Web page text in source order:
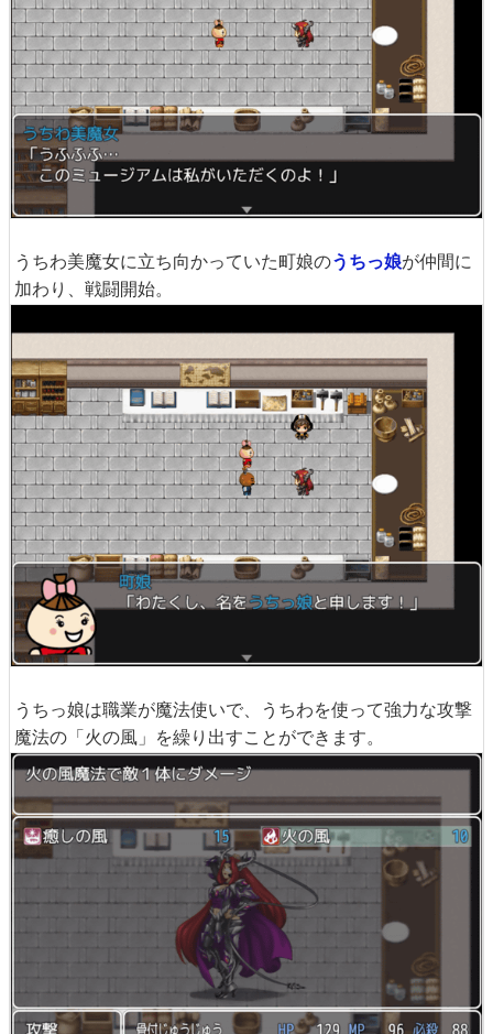
うちわ美魔女に立ち向かっていた町娘のうちっ娘が仲間に
加わり、戦闘開始。
うちっ娘は職業が魔法使いで、うちわを使って強力な攻撃
魔法の「火の風」を繰り出すことができます。